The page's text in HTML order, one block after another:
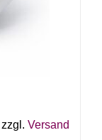
zzgl. Versand